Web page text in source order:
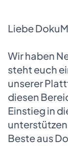
Liebe
Wir haben
steht euch
unserer
diesen
Einstieg in
Beste aus